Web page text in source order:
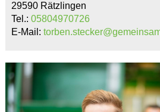
29590 Rätzlingen
Tel.: 05804970726
E-Mail: